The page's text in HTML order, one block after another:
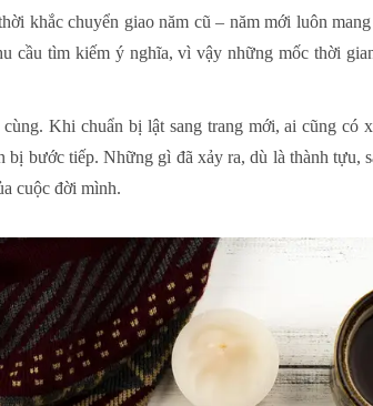
khắc chuyển giao năm cũ – năm mới luôn
cầu tìm kiếm ý nghĩa, vì vậy những mốc thời
Khi chuẩn bị lật sang trang mới, ai cũng
bước tiếp. Những gì đã xảy ra, dù là thành tựu,
cuộc đời mình.